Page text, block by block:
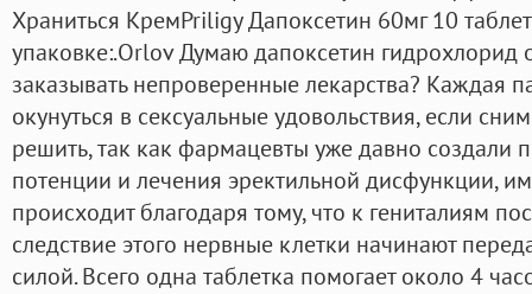
Храниться КремPriligy Дапоксетин 60мг 10
упаковке:.Orlov Думаю дапоксетин гидрохлорид
заказывать непроверенные лекарства? Каждая
окунуться в сексуальные удовольствия, если
решить, так как фармацевты уже давно
потенции и лечения эректильной дисфункции,
происходит благодаря тому, что к гениталиям
следствие этого нервные клетки начинают
силой. Всего одна таблетка помогает около 4